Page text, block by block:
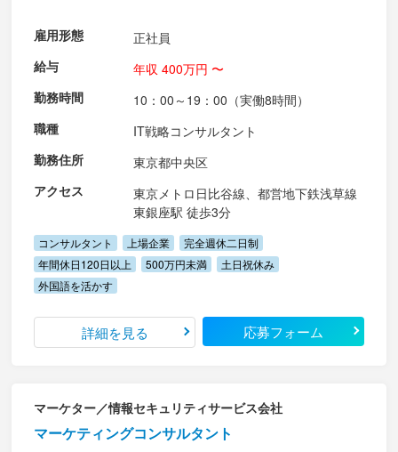
雇用形態
正社員
給与
年収 400万円 〜
勤務時間
10：00～19：00（実働8時間）
職種
IT戦略コンサルタント
勤務住所
東京都中央区
アクセス
東京メトロ日比谷線、都営地下鉄浅草線
東銀座駅 徒歩3分
コンサルタント 上場企業
完全週休二日制
年間休日120日以上
500万円未満
土日祝休み
外国語を活かす
詳細を見る 応募フォーム
マーケター／情報セキュリティサービス会社
マーケティングコンサルタント